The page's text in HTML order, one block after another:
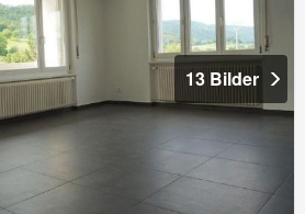
13 Bilder